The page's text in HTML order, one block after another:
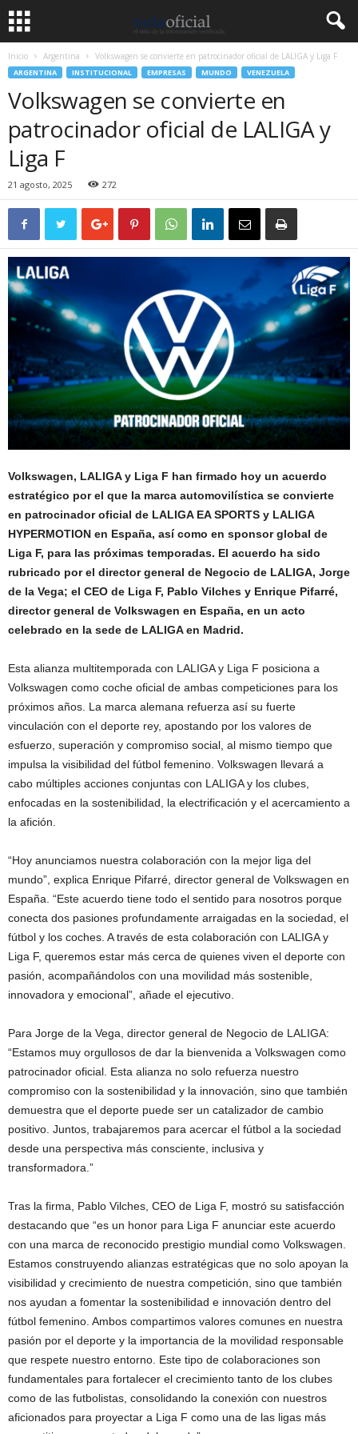
Inicio Argentina Volkswagen se convierte en patrocinador oficial de LALIGA y Liga F
ARGENTINA INSTITUCIONAL EMPRESAS MUNDO VENEZUELA
Volkswagen se convierte en
patrocinador oficial de LALIGA y
Liga F
21 agosto, 2025 272
Volkswagen, LALIGA y Liga F han firmado hoy un acuerdo
estratégico por el que la marca automovilística se convierte
en patrocinador oficial de LALIGA EA SPORTS y LALIGA
HYPERMOTION en España, así como en sponsor global de
Liga F, para las próximas temporadas. El acuerdo ha sido
rubricado por el director general de Negocio de LALIGA, Jorge
de la Vega; el CEO de Liga F, Pablo Vilches y Enrique Pifarré,
director general de Volkswagen en España, en un acto
celebrado en la sede de LALIGA en Madrid.
Esta alianza multitemporada con LALIGA y Liga F posiciona a
Volkswagen como coche oficial de ambas competiciones para los
próximos años. La marca alemana refuerza así su fuerte
vinculación con el deporte rey, apostando por los valores de
esfuerzo, superación y compromiso social, al mismo tiempo que
impulsa la visibilidad del fútbol femenino. Volkswagen llevará a
cabo múltiples acciones conjuntas con LALIGA y los clubes,
enfocadas en la sostenibilidad, la electrificación y el acercamiento a
la afición.
“Hoy anunciamos nuestra colaboración con la mejor liga del
mundo”, explica Enrique Pifarré, director general de Volkswagen en
España. “Este acuerdo tiene todo el sentido para nosotros porque
conecta dos pasiones profundamente arraigadas en la sociedad, el
fútbol y los coches. A través de esta colaboración con LALIGA y
Liga F, queremos estar más cerca de quienes viven el deporte con
pasión, acompañándolos con una movilidad más sostenible,
innovadora y emocional”, añade el ejecutivo.
Para Jorge de la Vega, director general de Negocio de LALIGA:
“Estamos muy orgullosos de dar la bienvenida a Volkswagen como
patrocinador oficial. Esta alianza no solo refuerza nuestro
compromiso con la sostenibilidad y la innovación, sino que también
demuestra que el deporte puede ser un catalizador de cambio
positivo. Juntos, trabajaremos para acercar el fútbol a la sociedad
desde una perspectiva más consciente, inclusiva y
transformadora.”
Tras la firma, Pablo Vilches, CEO de Liga F, mostró su satisfacción
destacando que “es un honor para Liga F anunciar este acuerdo
con una marca de reconocido prestigio mundial como Volkswagen.
Estamos construyendo alianzas estratégicas que no solo apoyan la
visibilidad y crecimiento de nuestra competición, sino que también
nos ayudan a fomentar la sostenibilidad e innovación dentro del
fútbol femenino. Ambos compartimos valores comunes en nuestra
pasión por el deporte y la importancia de la movilidad responsable
que respete nuestro entorno. Este tipo de colaboraciones son
fundamentales para fortalecer el crecimiento tanto de los clubes
como de las futbolistas, consolidando la conexión con nuestros
aficionados para proyectar a Liga F como una de las ligas más